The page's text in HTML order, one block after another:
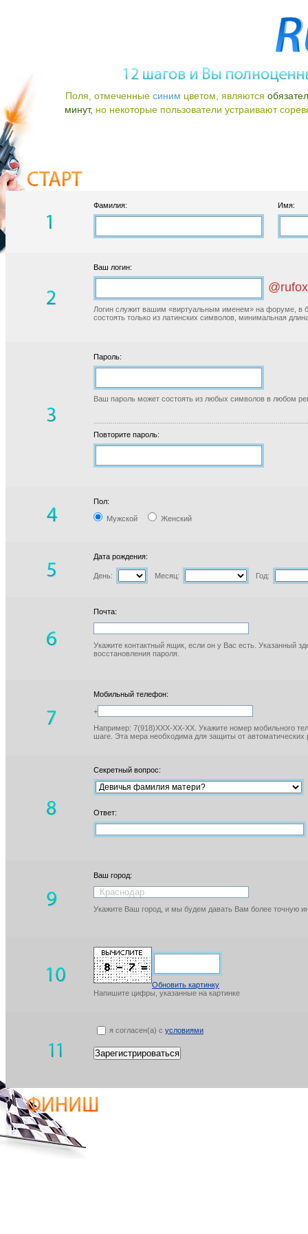
Поля, отмеченные синим цветом, являются
минут, но некоторые пользователи устраивают
Фамилия: Имя:
Ваш логин:
Логин служит вашим «виртуальным именем» на форуме, в
состоять только из латинских символов, минимальная
Пароль:
Ваш пароль может состоять из любых символов в любом
Повторите пароль:
Пол:
Мужской Женский
Дата рождения:
День: Месяц: Год:
Почта:
Укажите контактный ящик, если он у Вас есть. Указанный
восстановления пароля.
Мобильный телефон:
+
Например: 7(918)XXX-XX-XX. Укажите номер мобильного
шаге. Эта мера необходима для защиты от автоматических
Секретный вопрос:
Ответ:
Ваш город:
Укажите Ваш город, и мы будем давать Вам более точную
Обновить картинку
Напишите цифры, указанные на картинке
я согласен(а) с условиями
Зарегистрироваться